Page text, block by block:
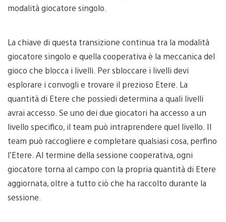
modalità giocatore singolo.
La chiave di questa transizione continua tra la modalità
giocatore singolo e quella cooperativa è la meccanica del
gioco che blocca i livelli. Per sbloccare i livelli devi
esplorare i convogli e trovare il prezioso Etere. La
quantità di Etere che possiedi determina a quali livelli
avrai accesso. Se uno dei due giocatori ha accesso a un
livello specifico, il team può intraprendere quel livello. Il
team può raccogliere e completare qualsiasi cosa, perfino
l’Etere. Al termine della sessione cooperativa, ogni
giocatore torna al campo con la propria quantità di Etere
aggiornata, oltre a tutto ciò che ha raccolto durante la
sessione.